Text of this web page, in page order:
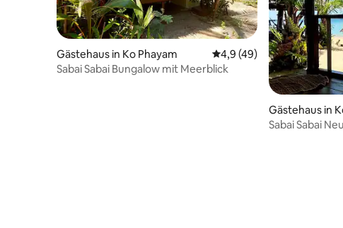
Gästehaus in Ko Phayam Durchschnittliche
4,9 (49)
Sabai Sabai Bungalow mit Meerblick
Gästehaus in
Sabai Sabai